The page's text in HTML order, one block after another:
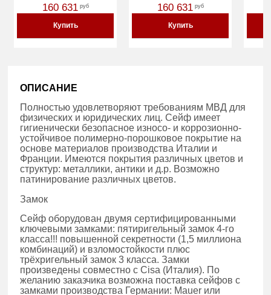
160 631 руб
Купить
160 631 руб
Купить
ОПИСАНИЕ
Полностью удовлетворяют требованиям МВД для
физических и юридических лиц. Сейф имеет
гигиенически безопасное износо- и коррозионно-
устойчивое полимерно-порошковое покрытие на
основе материалов производства Италии и
Франции. Имеются покрытия различных цветов и
структур: металлики, антики и д.р. Возможно
патинирование различных цветов.
Замок
Сейф оборудован двумя сертифицированными
ключевыми замками: пятиригельный замок 4-го
класса!!! повышенной секретности (1,5 миллиона
комбинаций) и взломостойкости плюс
трёхригельный замок 3 класса. Замки
произведены совместно с Cisa (Италия). По
желанию заказчика возможна поставка сейфов с
замками производства Германии: Mauer или